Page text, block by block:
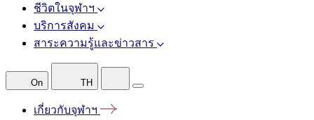
ชีวิตในจุฬาฯ
บริการสังคม
สาระความรู้และข่าวสาร
On TH
เกี่ยวกับจุฬาฯ